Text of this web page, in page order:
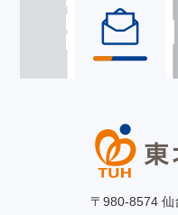
〒980-8574 仙